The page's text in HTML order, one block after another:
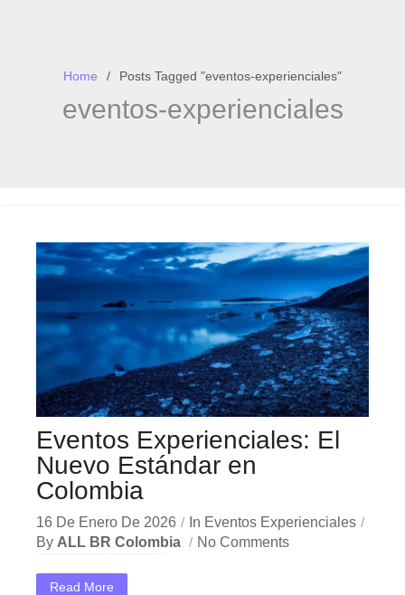
Home Posts Tagged "eventos-experienciales"
eventos-experienciales
Eventos Experienciales: El
Nuevo Estándar en
Colombia
16 De Enero De 2026 In Eventos Experienciales
By ALL BR Colombia No Comments
Read More